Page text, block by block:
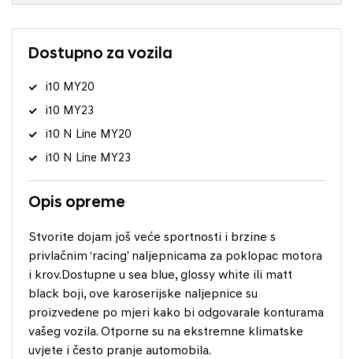
Dostupno za vozila
i10 MY20
i10 MY23
i10 N Line MY20
i10 N Line MY23
Opis opreme
Stvorite dojam još veće sportnosti i brzine s
privlačnim ‘racing’ naljepnicama za poklopac motora
i krov.Dostupne u sea blue, glossy white ili matt
black boji, ove karoserijske naljepnice su
proizvedene po mjeri kako bi odgovarale konturama
vašeg vozila. Otporne su na ekstremne klimatske
uvjete i često pranje automobila.